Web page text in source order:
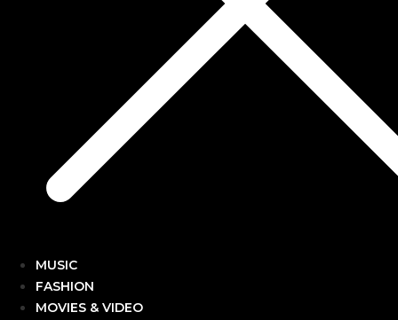
MUSIC
FASHION
MOVIES & VIDEO